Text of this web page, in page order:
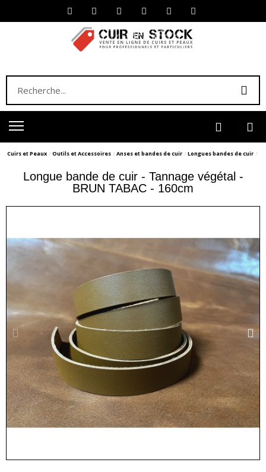
Cuirs et Peaux Outils et Accessoires Anses et bandes de cuir Longues bandes de cuir
Longue bande de cuir - Tannage végétal -
BRUN TABAC - 160cm